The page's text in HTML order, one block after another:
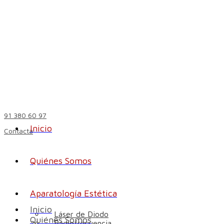
91 380 60 97
ContactaInicio
Quiénes Somos
Aparatología Estética
Láser de Diodo
Inicio
Quiénes Somos